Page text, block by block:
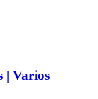
| Varios